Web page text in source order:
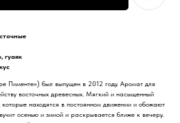
гуаяк
Пименте») был выпущен в 2012 году. Аромат для
восточных древесных. Мягкий и насыщенный
находятся в постоянном движении и обожают
осенью и зимой и раскрывается ближе к вечеру.